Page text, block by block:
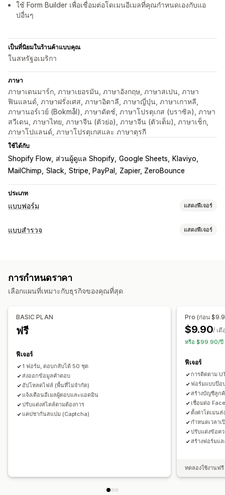
ใช้ Form Builder เพื่อเชื่อมต่อโดเมนอีเมลที่คุณกำหนดเองกับแอ
ปอื่นๆ
เป็นที่นิยมในร้านค้าแบบคุณ
ในสหรัฐอเมริกา
ภาษา
ภาษาเดนมาร์ก, ภาษาเยอรมัน, ภาษาอังกฤษ, ภาษาสเปน, ภาษา
ฟินแลนด์, ภาษาฝรั่งเศส, ภาษาอิตาลี, ภาษาญี่ปุ่น, ภาษาเกาหลี,
ภาษานอร์เวย์ (Bokmål), ภาษาดัตช์, ภาษาโปรตุเกส (บราซิล), ภาษา
สวีเดน, ภาษาไทย, ภาษาจีน (ตัวย่อ), ภาษาจีน (ตัวเต็ม), ภาษาเช็ก,
ภาษาโปแลนด์, ภาษาโปรตุเกสและ ภาษาตุรกี
ใช้ได้กับ
Shopify Flow ส่วนผู้ดูแล Shopify Google Sheets
Klaviyo
MailChimp Slack Stripe, PayPal Zapier, ZeroBounce
ประเภท
แบบฟอร์ม แสดงฟีเจอร์
ประเภทแบบฟอร์ม
การปรับแต่ง
JavaScript ที่กำหนดเอง
ตรรกะแบบไดนามิก
การจัดการข้อมูล
การตอบกลับอีเมล
การส่งออกข้อมูล
ข้อจำกัดของแบบฟอร์ม ประวัติ
แบบสำรวจ แสดงฟีเจอร์
การอัปโหลดไฟล์ เทมเพลต
คะแนนโปรโมเตอร์สุทธิ (NPS)
การจัดการการส่ง
อีเมล
การส่งออกข้อมูล การวิเคราะห์
การกำหนดราคา
เลือกแผนที่เหมาะกับธุรกิจของคุณที่สุด
BASIC PLAN
ฟรี
ฟีเจอร์
1 ฟอร์ม, ตอบกลับได้ 50 ชุด
ส่งออกข้อมูลคำตอบ
อัปโหลดไฟล์ (พื้นที่ไม่จำกัด)
แจ้งเตือนอีเมลผู้ตอบและแอดมิน
ปรับแต่งสไตล์ตามต้องการ
แคปชากันสแปม (Captcha)
Pro (ก่อน
$9.90/ เดื
หรือ $99.90/ปี
ฟีเจอร์
การติดตาม
ฟอร์มแบบป๊อ
สร้างบัญชีลูก
เชื่อมต่อ
ตั้งค่าโดเมนส่
กำหนดเวลา
ปรับแต่งข้อค
สร้างฟอร์มแ
ทดลองใช้งานฟ